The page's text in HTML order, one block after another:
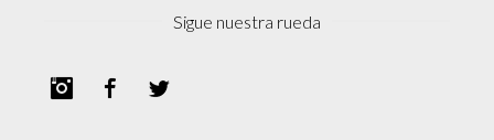
Sigue nuestra rueda
InstagramFacebook